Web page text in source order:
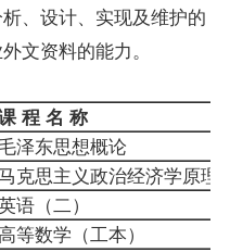
、设计、实现及维护的
文资料的能力。
程 名 称
泽东思想概论
克思主义政治经济学原
语（二）
等数学（工本）